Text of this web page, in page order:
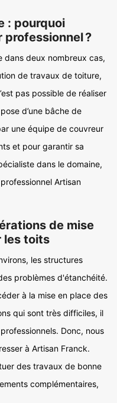
: pourquoi
professionnel ?
dans deux nombreux cas,
de travaux de toiture,
pas possible de réaliser
d’une bâche de
une équipe de couvreur
et pour garantir sa
dans le domaine,
Artisan
de mise
les toits
les structures
problèmes d'étanchéité.
à la mise en place des
qui sont très difficiles, il
Donc, nous
à Artisan Franck.
des travaux de bonne
complémentaires,